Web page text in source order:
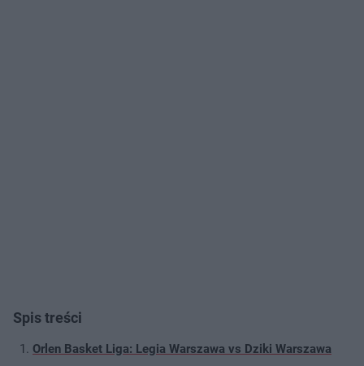
Spis treści
Orlen Basket Liga: Legia Warszawa vs Dziki Warszawa